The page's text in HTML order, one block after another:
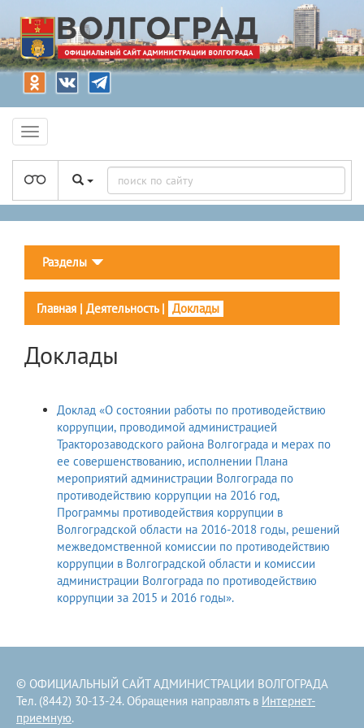
Разделы
Главная | Деятельность| Доклады
Доклады
Доклад «О состоянии работы по противодействию
коррупции, проводимой администрацией
Тракторозаводского района Волгограда и мерах по
ее совершенствованию, исполнении Плана
мероприятий администрации Волгограда по
противодействию коррупции на 2016 год,
Программы противодействия коррупции в
Волгоградской области на 2016-2018 годы, решений
межведомственной комиссии по противодействию
коррупции в Волгоградской области и комиссии
администрации Волгограда по противодействию
коррупции за 2015 и 2016 годы».
© ОФИЦИАЛЬНЫЙ САЙТ АДМИНИСТРАЦИИ ВОЛГОГРАДА
Тел. (8442) 30-13-24. Обращения направлять в Интернет-
приемную.